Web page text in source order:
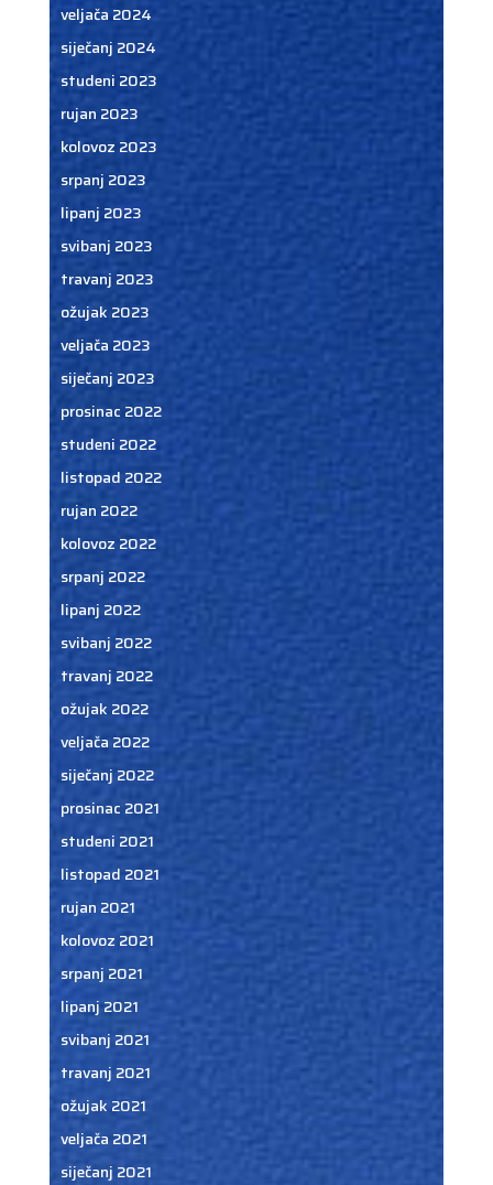
veljača 2024
siječanj 2024
studeni 2023
rujan 2023
kolovoz 2023
srpanj 2023
lipanj 2023
svibanj 2023
travanj 2023
ožujak 2023
veljača 2023
siječanj 2023
prosinac 2022
studeni 2022
listopad 2022
rujan 2022
kolovoz 2022
srpanj 2022
lipanj 2022
svibanj 2022
travanj 2022
ožujak 2022
veljača 2022
siječanj 2022
prosinac 2021
studeni 2021
listopad 2021
rujan 2021
kolovoz 2021
srpanj 2021
lipanj 2021
svibanj 2021
travanj 2021
ožujak 2021
veljača 2021
siječanj 2021